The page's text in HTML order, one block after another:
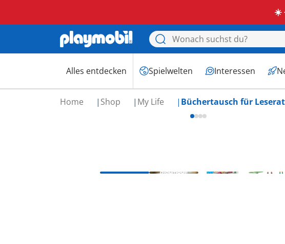
☀️
Alles entdecken Spielwelten Interessen
Home Shop My Life Büchertausch für